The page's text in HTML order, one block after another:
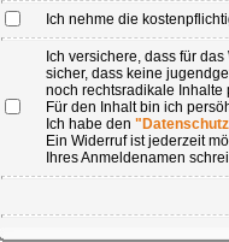
Ich nehme die
Ich versichere, dass für
sicher, dass keine
noch rechtsradikale Inhalte
Für den Inhalt bin ich
Ich habe den
Ein Widerruf ist jederzeit
Ihres Anmeldenamen